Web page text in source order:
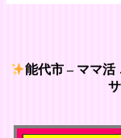
能代市 – ママ活